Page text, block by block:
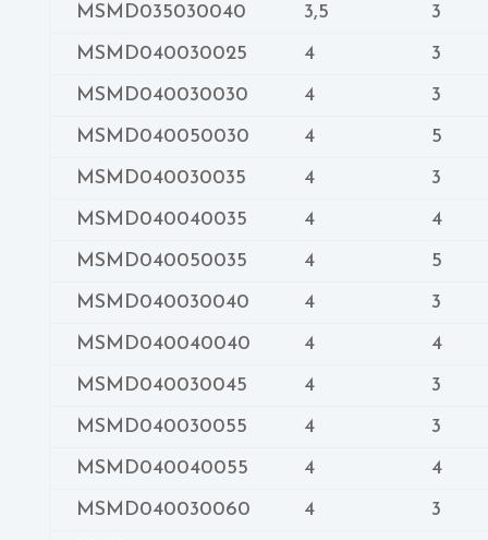
MSMD035030040
3,5
3
MSMD040030025
4
3
MSMD040030030
4
3
MSMD040050030
4
5
MSMD040030035
4
3
MSMD040040035
4
4
MSMD040050035
4
5
MSMD040030040
4
3
MSMD040040040
4
4
MSMD040030045
4
3
MSMD040030055
4
3
MSMD040040055
4
4
MSMD040030060
4
3